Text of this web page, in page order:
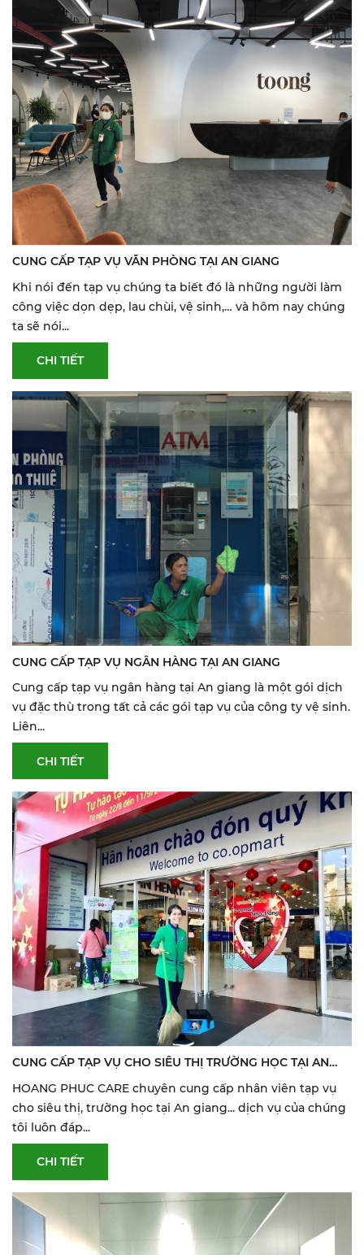
CUNG CẤP TẠP VỤ VĂN PHÒNG TẠI AN GIANG
Khi nói đến tạp vụ chúng ta biết đó là những người làm
công việc dọn dẹp, lau chùi, vệ sinh,… và hôm nay chúng
ta sẽ nói...
CHI TIẾT
CUNG CẤP TẠP VỤ NGÂN HÀNG TẠI AN GIANG
Cung cấp tạp vụ ngân hàng tại An giang là một gói dịch
vụ đặc thù trong tất cả các gói tạp vụ của công ty vệ sinh.
Liên...
CHI TIẾT
CUNG CẤP TẠP VỤ CHO SIÊU THỊ TRƯỜNG HỌC TẠI AN
GIANG
HOANG PHUC CARE chuyên cung cấp nhân viên tạp vụ
cho siêu thị, trường học tại An giang... dịch vụ của chúng
tôi luôn đáp...
CHI TIẾT